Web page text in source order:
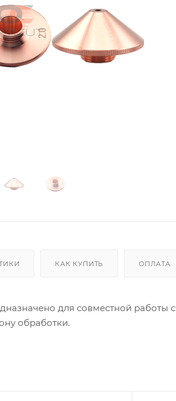
КАК КУПИТЬ ОПЛАТА
для совместной работы с
обработки.